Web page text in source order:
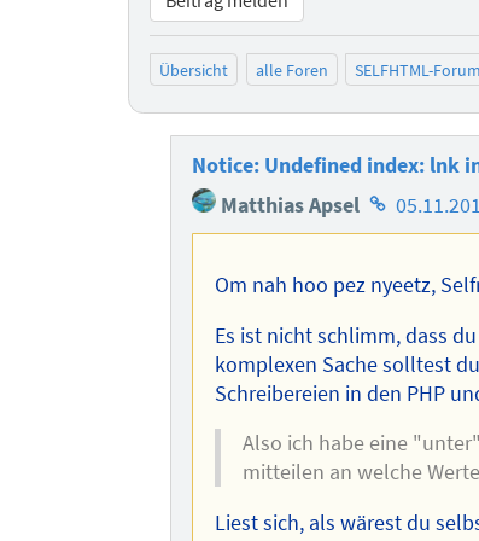
Übersicht alle Foren SELFHTML-Forum
Notice: Undefined index: lnk
Matthias Apsel Homepage
des
Om nah hoo pez nyeetz,
Es ist nicht schlimm, dass
komplexen Sache solltest
Schreibereien in den PHP
Also ich habe eine
mitteilen an welche
Liest sich, als wärest du